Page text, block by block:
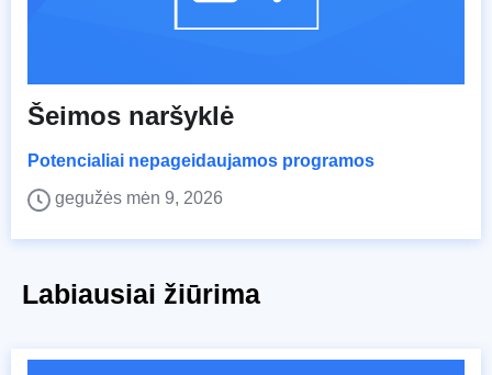
Šeimos naršyklė
Potencialiai nepageidaujamos programos
gegužės mėn 9, 2026
Labiausiai žiūrima